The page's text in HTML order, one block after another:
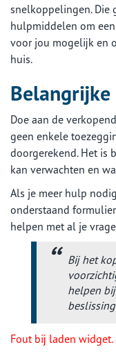
snelkoppelingen. Die
hulpmiddelen om
voor jou mogelijk en
huis.
Doe aan de
geen enkele
doorgerekend. Het is
kan verwachten en
Als je meer hulp
onderstaand
helpen met al je
Bij het
helpen
Fout bij laden widget.